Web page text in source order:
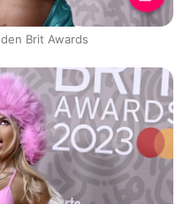
Brit Awards